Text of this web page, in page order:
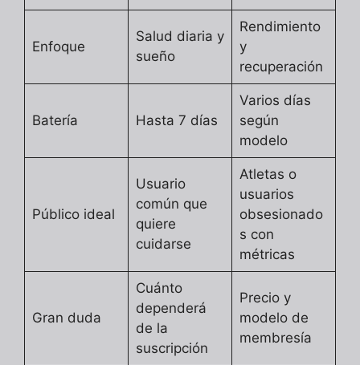
Enfoque
Salud diaria y
sueño
Rendimiento
y
recuperación
Batería Hasta 7 días
Varios días
según
modelo
Público ideal
Usuario
común que
quiere
cuidarse
Atletas o
usuarios
obsesionado
s con
métricas
Gran duda
Cuánto
dependerá
de la
suscripción
Precio y
modelo de
membresía